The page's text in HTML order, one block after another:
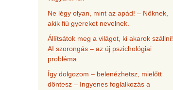
Ne légy olyan, mint az apád! – Nőknek,
akik fiú gyereket nevelnek.
Állítsátok meg a világot, ki akarok szállni!
AI szorongás – az új pszichológiai
probléma
Így dolgozom – belenézhetsz, mielőtt
döntesz – Ingyenes foglalkozás a